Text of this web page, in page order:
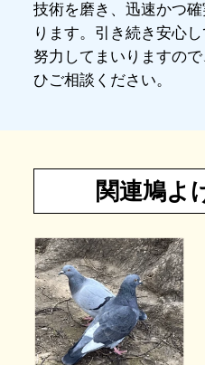
技術を磨き、迅速かつ
ります。引き続き安心
努力してまいりますの
ひご相談ください。
関連鳩よ